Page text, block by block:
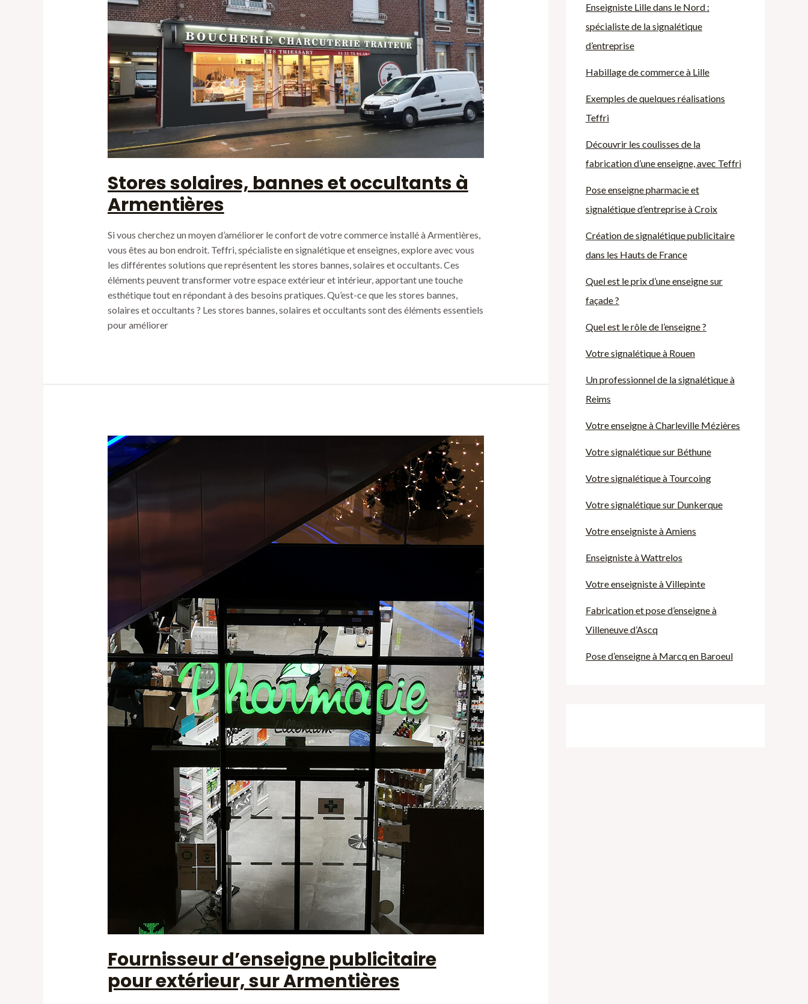
Stores solaires, bannes et occultants à
Armentières
Si vous cherchez un moyen d’améliorer le confort de votre commerce installé à Armentières,
vous êtes au bon endroit. Teffri, spécialiste en signalétique et enseignes, explore avec vous
les différentes solutions que représentent les stores bannes, solaires et occultants. Ces
éléments peuvent transformer votre espace extérieur et intérieur, apportant une touche
esthétique tout en répondant à des besoins pratiques. Qu’est-ce que les stores bannes,
solaires et occultants ? Les stores bannes, solaires et occultants sont des éléments essentiels
pour améliorer
Fournisseur d’enseigne publicitaire
pour extérieur, sur Armentières
Enseigniste Lille dans le Nord :
spécialiste de la signalétique
d’entreprise
Habillage de commerce à Lille
Exemples de quelques réalisations
Teffri
Découvrir les coulisses de la
fabrication d’une enseigne, avec Teffri
Pose enseigne pharmacie et
signalétique d’entreprise à Croix
Création de signalétique publicitaire
dans les Hauts de France
Quel est le prix d’une enseigne sur
façade ?
Quel est le rôle de l’enseigne ?
Votre signalétique à Rouen
Un professionnel de la signalétique à
Reims
Votre enseigne à Charleville Mézières
Votre signalétique sur Béthune
Votre signalétique à Tourcoing
Votre signalétique sur Dunkerque
Votre enseigniste à Amiens
Enseigniste à Wattrelos
Votre enseigniste à Villepinte
Fabrication et pose d’enseigne à
Villeneuve d’Ascq
Pose d’enseigne à Marcq en Baroeul